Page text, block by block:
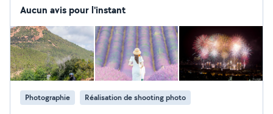
Aucun avis pour l'instant
Photographie Réalisation de shooting photo